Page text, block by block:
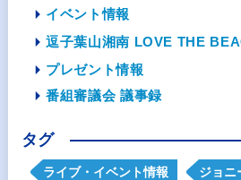
イベント情報
逗子葉山湘南 LOVE THE
プレゼント情報
番組審議会 議事録
タグ
ライブ・イベント情報 ジョニ